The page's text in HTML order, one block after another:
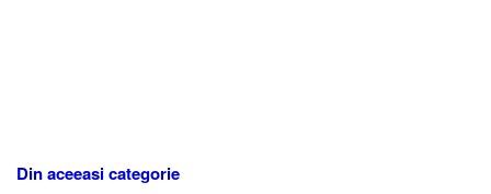
Din aceeasi categorie